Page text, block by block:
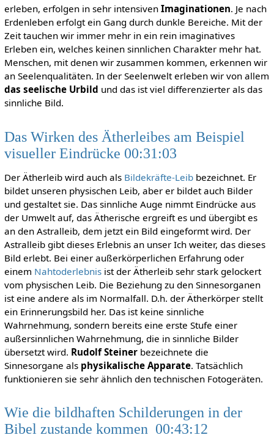
erleben, erfolgen in sehr intensiven Imaginationen. Je nach
Erdenleben erfolgt ein Gang durch dunkle Bereiche. Mit der
Zeit tauchen wir immer mehr in ein rein imaginatives
Erleben ein, welches keinen sinnlichen Charakter mehr hat.
Menschen, mit denen wir zusammen kommen, erkennen wir
an Seelenqualitäten. In der Seelenwelt erleben wir von allem
das seelische Urbild und das ist viel differenzierter als das
sinnliche Bild.
Das Wirken des Ätherleibes am Beispiel
visueller Eindrücke 00:31:03
Der Ätherleib wird auch als Bildekräfte-Leibbezeichnet. Er
bildet unseren physischen Leib, aber er bildet auch Bilder
und gestaltet sie. Das sinnliche Auge nimmt Eindrücke aus
der Umwelt auf, das Ätherische ergreift es und übergibt es
an den Astralleib, dem jetzt ein Bild eingeformt wird. Der
Astralleib gibt dieses Erlebnis an unser Ich weiter, das dieses
Bild erlebt. Bei einer außerkörperlichen Erfahrung oder
einem Nahtoderlebnisist der Ätherleib sehr stark gelockert
vom physischen Leib. Die Beziehung zu den Sinnesorganen
ist eine andere als im Normalfall. D.h. der Ätherkörper stellt
ein Erinnerungsbild her. Das ist keine sinnliche
Wahrnehmung, sondern bereits eine erste Stufe einer
außersinnlichen Wahrnehmung, die in sinnliche Bilder
übersetzt wird. Rudolf Steinerbezeichnete die
Sinnesorgane als physikalische Apparate. Tatsächlich
funktionieren sie sehr ähnlich den technischen Fotogeräten.
Wie die bildhaften Schilderungen in der
Bibel zustande kommen 00:43:12